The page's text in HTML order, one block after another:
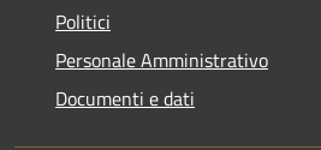
Politici
Personale Amministrativo
Documenti e dati